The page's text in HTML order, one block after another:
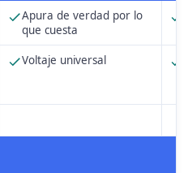
Apura de verdad por lo
que cuesta
Voltaje universal